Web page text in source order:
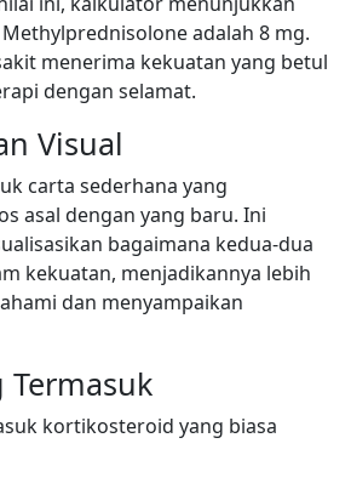
adalah 8 mg.
menerima kekuatan yang betul
dengan selamat.
Visual
carta sederhana yang
asal dengan yang baru. Ini
bagaimana kedua-dua
kekuatan, menjadikannya lebih
dan menyampaikan
Termasuk
kortikosteroid yang biasa